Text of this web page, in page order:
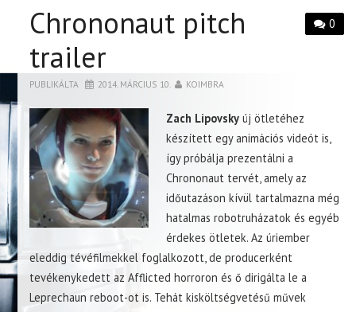
0
Chrononaut pitch
trailer
PUBLIKÁLTA 2014. MÁRCIUS 10. KOIMBRA
Zach Lipovsky új ötletéhez
készített egy animációs videót is,
így próbálja prezentálni a
Chrononaut tervét, amely az
időutazáson kívül tartalmazna még
hatalmas robotruházatok és egyéb
érdekes ötletek. Az úriember
eleddig tévéfilmekkel foglalkozott, de producerként
tevékenykedett az Afflicted horroron és ő dirigálta le a
Leprechaun reboot-ot is. Tehát kisköltségvetésű művek